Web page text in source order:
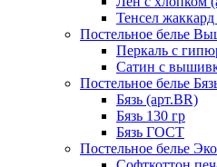
Тенсел
Постельное белье
Перкаль с
Сатин с
Постельное белье
Бязь (арт.BR)
Бязь 130 гр
Бязь ГОСТ
Постельное белье